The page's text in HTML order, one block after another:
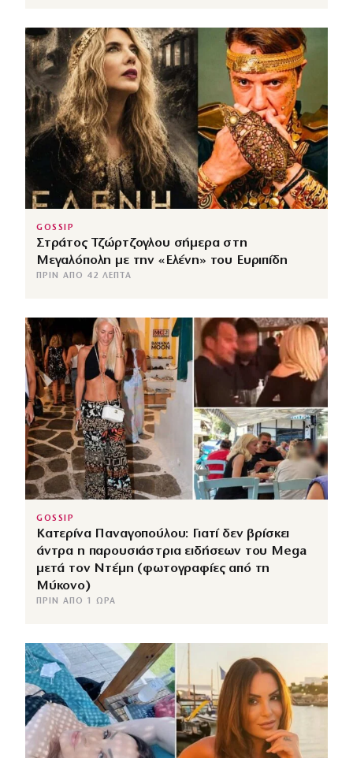
GOSSIP
Στράτος Τζώρτζογλου σήμερα στη
Μεγαλόπολη με την «Ελένη» του Ευριπίδη
ΠΡΙΝ ΑΠΌ 42 ΛΕΠΤΆ
GOSSIP
Κατερίνα Παναγοπούλου: Γιατί δεν βρίσκει
άντρα η παρουσιάστρια ειδήσεων του Mega
μετά τον Ντέμη (φωτογραφίες από τη
Μύκονο)
ΠΡΙΝ ΑΠΌ 1 ΏΡΑ